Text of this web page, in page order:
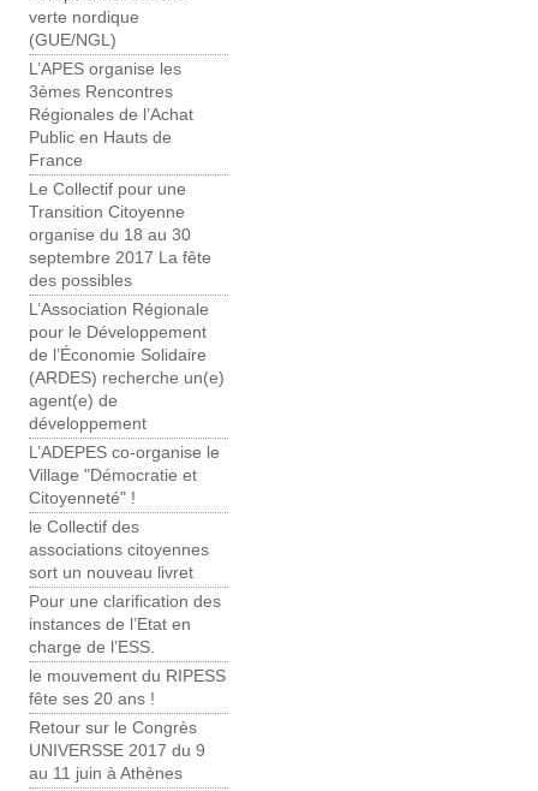
verte nordique
(GUE/NGL)
L’APES organise les
3èmes Rencontres
Régionales de l’Achat
Public en Hauts de
France
Le Collectif pour une
Transition Citoyenne
organise du 18 au 30
septembre 2017 La fête
des possibles
L’Association Régionale
pour le Développement
de l’Économie Solidaire
(ARDES) recherche un(e)
agent(e) de
développement
L’ADEPES co-organise le
Village "Démocratie et
Citoyenneté" !
le Collectif des
associations citoyennes
sort un nouveau livret
Pour une clarification des
instances de l’Etat en
charge de l’ESS.
le mouvement du RIPESS
fête ses 20 ans !
Retour sur le Congrès
UNIVERSSE 2017 du 9
au 11 juin à Athènes